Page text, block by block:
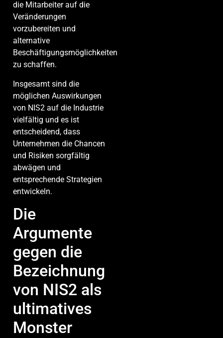
die Mitarbeiter auf die
Veränderungen
vorzubereiten und
alternative
Beschäftigungsmöglichkeiten
zu schaffen.
Insgesamt sind die
möglichen Auswirkungen
von NIS2 auf die Industrie
vielfältig und es ist
entscheidend, dass
Unternehmen die Chancen
und Risiken sorgfältig
abwägen und
entsprechende Strategien
entwickeln.
Die
Argumente
gegen die
Bezeichnung
von NIS2 als
ultimatives
Monster